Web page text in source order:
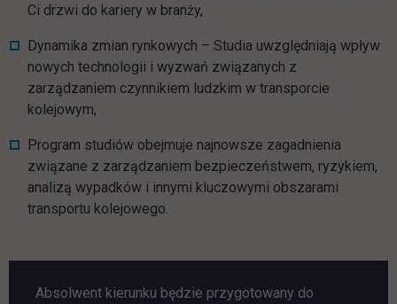
Ci drzwi do kariery w branży,
Dynamika zmian rynkowych – Studia uwzględniają wpływ
nowych technologii i wyzwań związanych z
zarządzaniem czynnikiem ludzkim w transporcie
kolejowym,
Program studiów obejmuje najnowsze zagadnienia
związane z zarządzaniem bezpieczeństwem, ryzykiem,
analizą wypadków i innymi kluczowymi obszarami
transportu kolejowego.
Absolwent kierunku będzie przygotowany do